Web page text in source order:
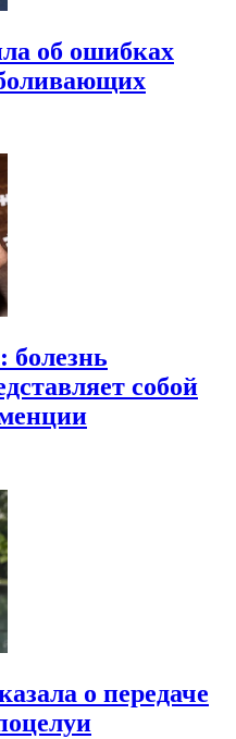
об ошибках
болезнь
собой
о передаче